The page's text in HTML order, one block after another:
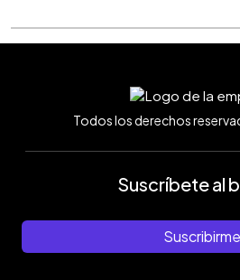
Todos los derechos
Suscríbete al
Suscribirme